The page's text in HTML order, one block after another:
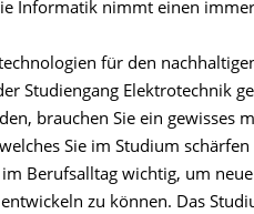
Informatik nimmt einen
für den
Studiengang Elektrotechnik
brauchen Sie ein gewisses
Sie im Studium
Berufsalltag wichtig, um
zu können. Das